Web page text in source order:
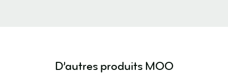
D’autres produits MOO